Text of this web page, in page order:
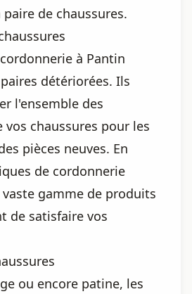
de chaussures.
à Pantin
détériorées. Ils
l'ensemble des
vos chaussures pour les
pièces neuves. En
de cordonnerie
gamme de produits
de satisfaire vos
ou encore patine, les